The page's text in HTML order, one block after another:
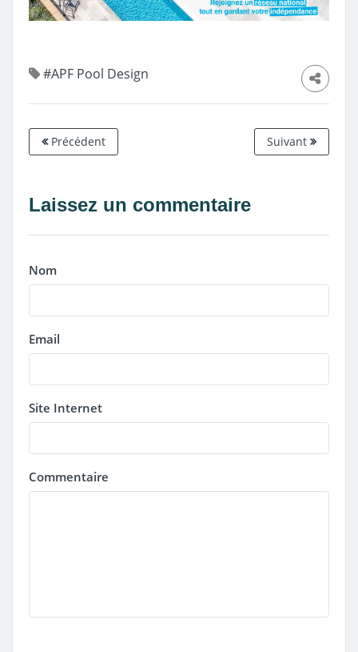
#APF Pool Design
Précédent Suivant
Laissez un commentaire
Nom
Email
Site Internet
Commentaire